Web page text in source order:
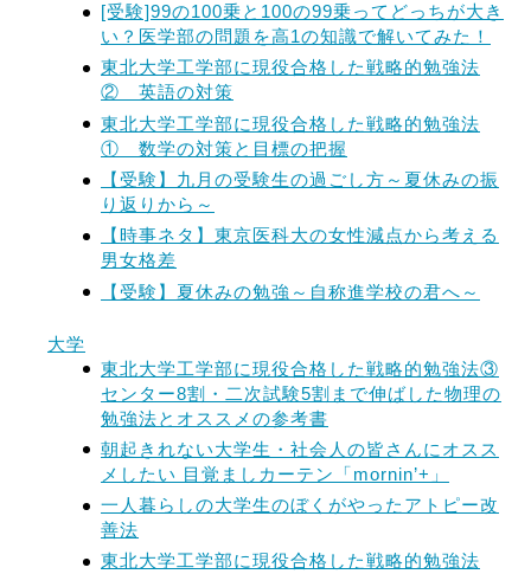
[受験]99の100乗と100の99乗ってどっちが大き
い？医学部の問題を高1の知識で解いてみた！
東北大学工学部に現役合格した戦略的勉強法
② 英語の対策
東北大学工学部に現役合格した戦略的勉強法
① 数学の対策と目標の把握
【受験】九月の受験生の過ごし方～夏休みの振
り返りから～
【時事ネタ】東京医科大の女性減点から考える
男女格差
【受験】夏休みの勉強～自称進学校の君へ～
大学
東北大学工学部に現役合格した戦略的勉強法③
センター8割・二次試験5割まで伸ばした物理の
勉強法とオススメの参考書
朝起きれない大学生・社会人の皆さんにオスス
メしたい 目覚ましカーテン「mornin’+」
一人暮らしの大学生のぼくがやったアトピー改
善法
東北大学工学部に現役合格した戦略的勉強法